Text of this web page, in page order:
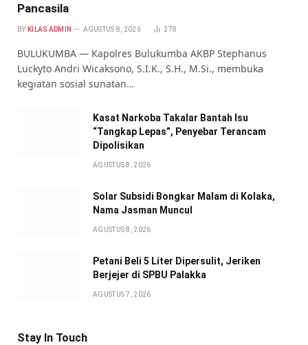
Pancasila
BY KILAS ADMIN AGUSTUS 8, 2026 278
BULUKUMBA — Kapolres Bulukumba AKBP Stephanus
Luckyto Andri Wicaksono, S.I.K., S.H., M.Si., membuka
kegiatan sosial sunatan…
Kasat Narkoba Takalar Bantah Isu
“Tangkap Lepas”, Penyebar Terancam
Dipolisikan
AGUSTUS 8, 2026
Solar Subsidi Bongkar Malam di Kolaka,
Nama Jasman Muncul
AGUSTUS 8, 2026
Petani Beli 5 Liter Dipersulit, Jeriken
Berjejer di SPBU Palakka
AGUSTUS 7, 2026
Stay In Touch